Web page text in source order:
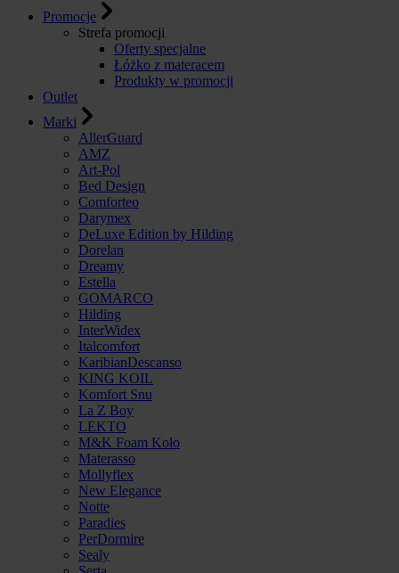
Promocje
Strefa promocji
Oferty specjalne
Łóżko z materacem
Produkty w promocji
Outlet
Marki
AllerGuard
AMZ
Art-Pol
Bed Design
Comforteo
Darymex
DeLuxe Edition by Hilding
Dorelan
Dreamy
Estella
GOMARCO
Hilding
InterWidex
Italcomfort
KaribianDescanso
KING KOIL
Komfort Snu
La Z Boy
LEKTO
M&K Foam Koło
Materasso
Mollyflex
New Elegance
Notte
Paradies
PerDormire
Sealy